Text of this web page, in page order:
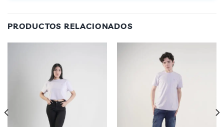
PRODUCTOS RELACIONADOS